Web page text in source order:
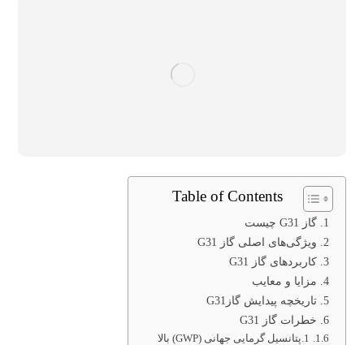
Table of Contents
گاز G31 چیست
ویژگی‌های اصلی گاز G31
کاربردهای گاز G31
مزایا و معایب
تاریخچه پیدایش گازG31
خطرات گاز G31
1.پتانسیل گرمایی جهانی (GWP) بالا